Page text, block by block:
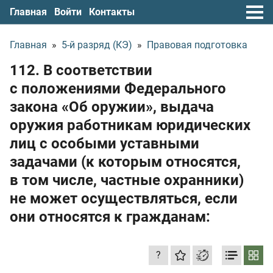
Главная Войти Контакты
Главная » 5-й разряд (КЭ) » Правовая подготовка
112. В соответствии
с положениями Федерального
закона «Об оружии», выдача
оружия работникам юридических
лиц с особыми уставными
задачами (к которым относятся,
в том числе, частные охранники)
не может осуществляться, если
они относятся к гражданам:
?